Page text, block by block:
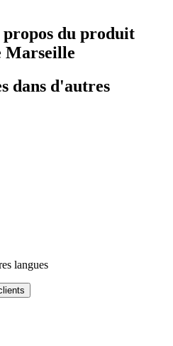
propos du produit
Marseille
dans d'autres
langues